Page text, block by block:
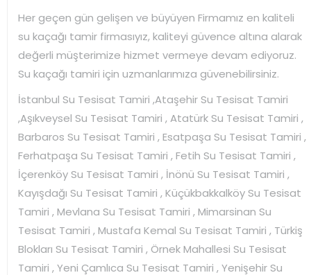
Her geçen gün gelişen ve büyüyen Firmamız en kaliteli
su kaçağı tamir firmasıyız, kaliteyi güvence altına alarak
değerli müşterimize hizmet vermeye devam ediyoruz.
Su kaçağı tamiri için uzmanlarımıza güvenebilirsiniz.
İstanbul Su Tesisat Tamiri ,Ataşehir Su Tesisat Tamiri
,Aşıkveysel Su Tesisat Tamiri , Atatürk Su Tesisat Tamiri ,
Barbaros Su Tesisat Tamiri , Esatpaşa Su Tesisat Tamiri ,
Ferhatpaşa Su Tesisat Tamiri , Fetih Su Tesisat Tamiri ,
İçerenköy Su Tesisat Tamiri , İnönü Su Tesisat Tamiri ,
Kayışdağı Su Tesisat Tamiri , Küçükbakkalköy Su Tesisat
Tamiri , Mevlana Su Tesisat Tamiri , Mimarsinan Su
Tesisat Tamiri , Mustafa Kemal Su Tesisat Tamiri , Türkiş
Blokları Su Tesisat Tamiri , Örnek Mahallesi Su Tesisat
Tamiri , Yeni Çamlıca Su Tesisat Tamiri , Yenişehir Su